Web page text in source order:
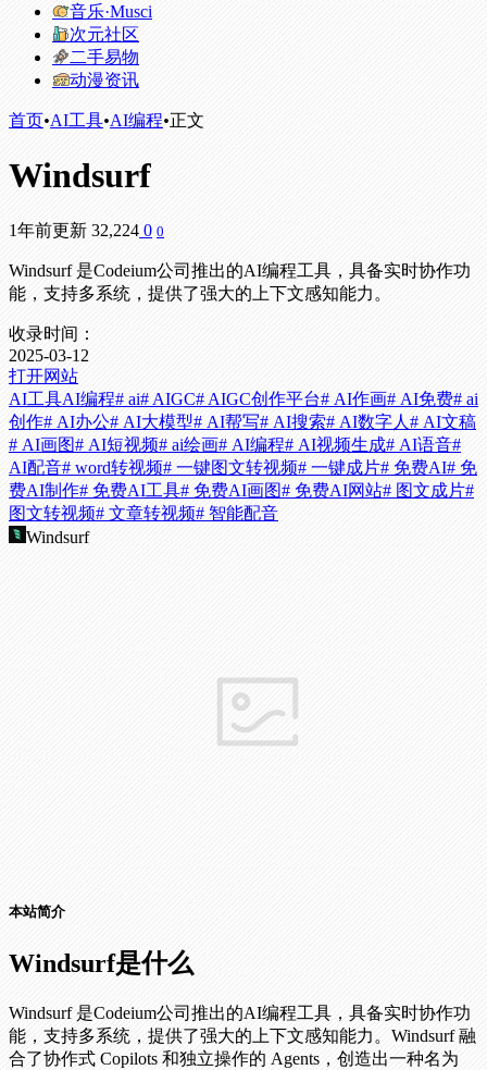
音乐·Musci
次元社区
二手易物
动漫资讯
首页•AI工具•AI编程•正文
Windsurf
1年前更新 32,224 0 0
Windsurf 是Codeium公司推出的AI编程工具，具备实时协作功
能，支持多系统，提供了强大的上下文感知能力。
收录时间：
2025-03-12
打开网站
AI工具AI编程# ai# AIGC# AIGC创作平台# AI作画# AI免费# ai
创作# AI办公# AI大模型# AI帮写# AI搜索# AI数字人# AI文稿
# AI画图# AI短视频# ai绘画# AI编程# AI视频生成# AI语音#
AI配音# word转视频# 一键图文转视频# 一键成片# 免费AI# 免
费AI制作# 免费AI工具# 免费AI画图# 免费AI网站# 图文成片#
图文转视频# 文章转视频# 智能配音
Windsurf
本站简介
Windsurf是什么
Windsurf 是Codeium公司推出的AI编程工具，具备实时协作功
能，支持多系统，提供了强大的上下文感知能力。Windsurf 融
合了协作式 Copilots 和独立操作的 Agents，创造出一种名为